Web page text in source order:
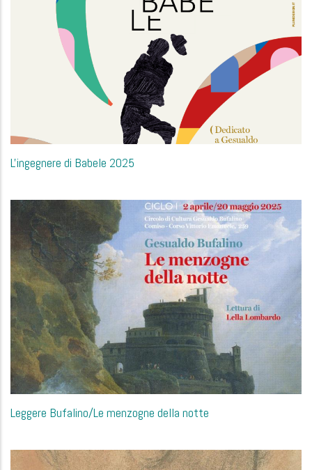
L'ingegnere di Babele 2025
Leggere Bufalino/Le menzogne della notte